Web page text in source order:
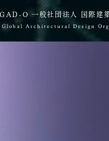
​GAD-O 一般社団法人 国際建
Global Architectural Design